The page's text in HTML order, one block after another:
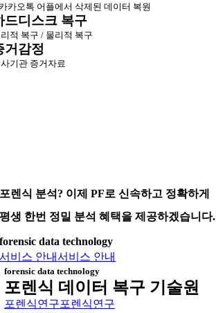
카오톡 어플에서 삭제된 데이터 복원
드디스크 복구
적 복구 / 물리적 복구
거감정
기관 증거자료
포렌식 분석? 이제 PF로 신속하고 정확하게
평생 한번 정밀 분석 혜택을 제공하겠습니다.
forensic data technology
서비스 안내서비스 안내
forensic data technology
포렌식 데이터 복구 기술원
포렌식연구포렌식연구